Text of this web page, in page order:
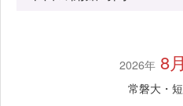
2026年 8
常磐大・